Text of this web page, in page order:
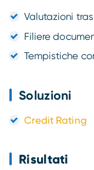
Valutazioni
Filiere
Tempistiche
Soluzioni
Credit Rating
Risultati